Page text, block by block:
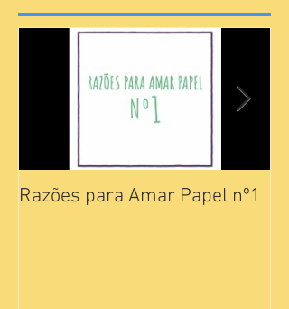
Razões para Amar Papel nº1